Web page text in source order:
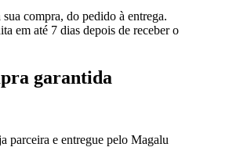
sua compra, do pedido à entrega.
em até 7 dias depois de receber o
garantida
parceira e entregue pelo Magalu